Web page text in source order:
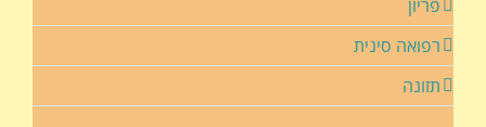
פריון
רפואה סינית
תזונה